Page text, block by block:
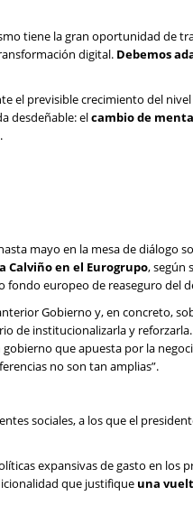
tiene la gran oportunidad de
digital. Debemos
el previsible crecimiento del
desdeñable: elcambio de
mayo en la mesa de diálogo
Calviño en el Eurogrupo, según
europeo de reaseguro del
Gobierno y, en concreto,
de institucionalizarla y reforzarla.
que apuesta por la
no son tan amplias”.
sociales, a los que el
expansivas de gasto en los
que justifique una